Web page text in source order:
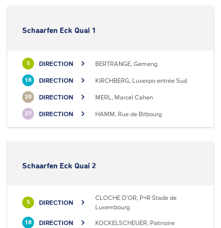
Schaarfen Eck Quai 1
5 DIRECTION BERTRANGE, Gemeng
18 DIRECTION KIRCHBERG, Luxexpo entrée Sud
20 DIRECTION MERL, Marcel Cahen
27 DIRECTION HAMM, Rue de Bitbourg
Schaarfen Eck Quai 2
5 DIRECTION
CLOCHE D'OR, P+R Stade de
Luxembourg
18 DIRECTION KOCKELSCHEUER, Patinoire